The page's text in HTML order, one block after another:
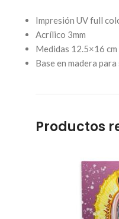
Impresión UV full
Acrílico 3mm
Medidas 12.5×16 cm
Base en madera
Productos